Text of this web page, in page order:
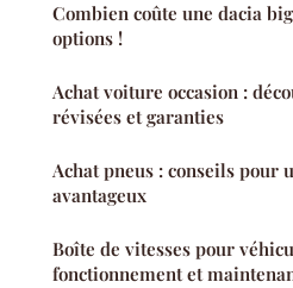
Combien coûte une dacia
options !
Achat voiture occasion :
révisées et garanties
Achat pneus : conseils pour
avantageux
Boîte de vitesses pour
fonctionnement et